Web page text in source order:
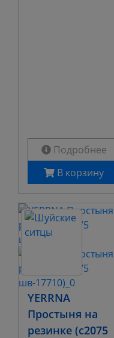
Подробнее
В корзину
YERRNA
Простыня на
резинке (с2075